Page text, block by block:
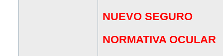
NUEVO SEGURO
NORMATIVA OCULAR